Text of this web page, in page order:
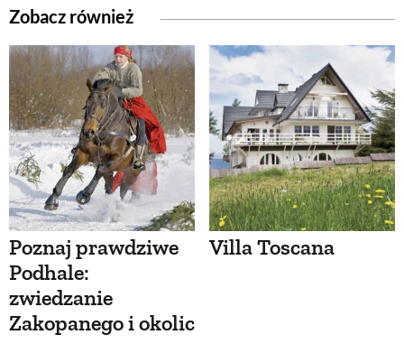
Zobacz również
Poznaj prawdziwe
Podhale:
zwiedzanie
Zakopanego i okolic
Villa Toscana